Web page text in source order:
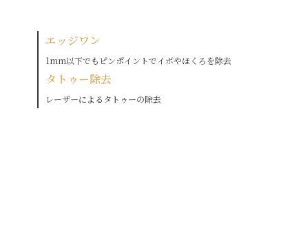
エッジワン
1mm以下でもピンポイントでイボやほくろを除去
タトゥー除去
レーザーによるタトゥーの除去